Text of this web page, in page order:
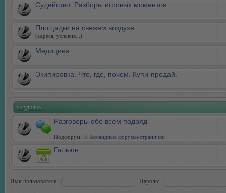
Судейство. Разборы игровых моментов.
Площадки на свежем воздухе
(адреса, условия...)
Медицина
Экипировка. Что, где, почем. Купи-продай.
Флудилка
Разговоры обо всем подряд
Подфорум: Командные форумы-странички
Гальюн
Имя пользователя: Пароль: